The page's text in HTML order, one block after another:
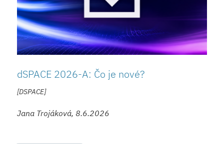
dSPACE 2026-A: Čo je nové?
[DSPACE]
Jana Trojáková, 8.6.2026